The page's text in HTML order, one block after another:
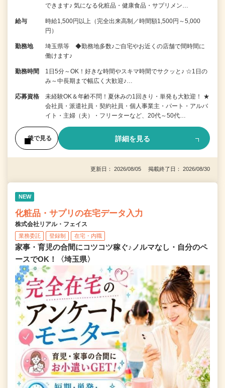
できます♪ 気になる化粧品・健康食品・サプリメン…
給与
時給1,500円以上（完全出来高制／時間額1,500円～5,000
円）
勤務地
埼玉県等 ◆勤務地多数♪ご自宅やお近くの店舗で間時間に
働けます♪
勤務時間
1日5分～OK！好きな時間やスキマ時間でサクッと♪ ☆1日の
み～中長期まで幅広く大歓迎♪…
応募資格
未経験OK＆年齢不問！夏休みの1回きり・単発も大歓迎！ ★
会社員・派遣社員・契約社員・個人事業主・パート・アルバ
イト・主婦（夫）・フリーターなど、20代～50代…
後で見る 詳細を見る
更新日： 2026/08/05 掲載終了日： 2026/08/30
NEW
化粧品・サプリの在宅データ入力
株式会社リアル・フェイス
業務委託 登録制 在宅・内職
家事・育児の合間にコツコツ稼ぐ♪ノルマなし・自分のペ
ースでOK！〈埼玉県〉